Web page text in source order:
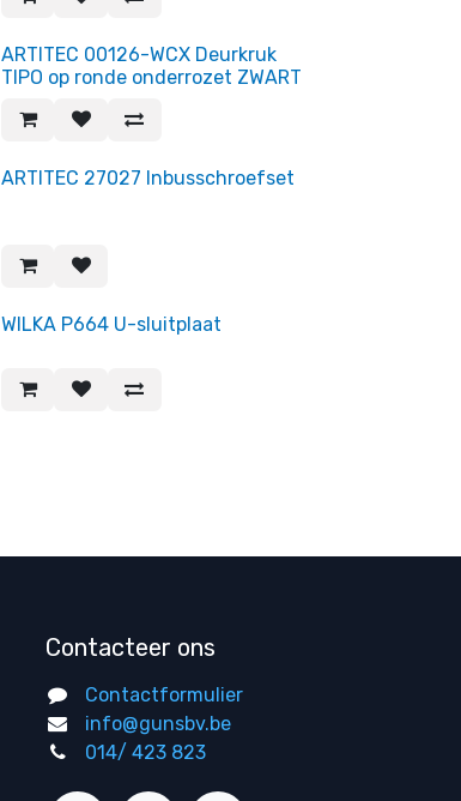
ARTITEC 00126-WCX Deurkruk
TIPO op ronde onderrozet ZWART
ARTITEC 27027 Inbusschroefset
WILKA P664 U-sluitplaat
Contacteer ons
Contactformulier
info@gunsbv.be
014/ 423 823